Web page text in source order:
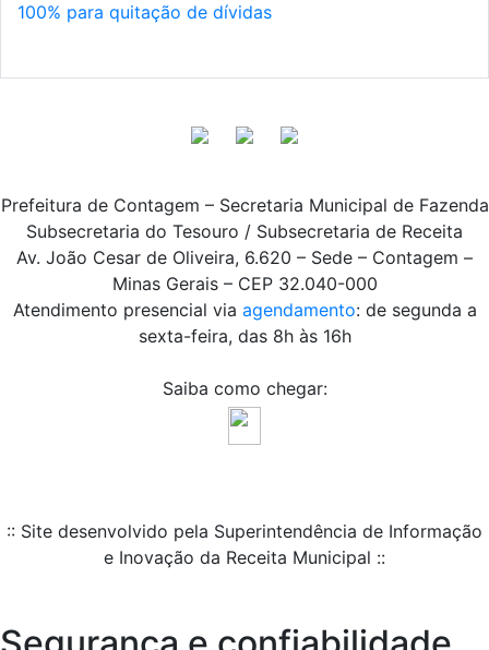
100% para quitação de dívidas
Prefeitura de Contagem – Secretaria Municipal de Fazenda
Subsecretaria do Tesouro / Subsecretaria de Receita
Av. João Cesar de Oliveira, 6.620 – Sede – Contagem –
Minas Gerais – CEP 32.040-000
Atendimento presencial via agendamento: de segunda a
sexta-feira, das 8h às 16h
Saiba como chegar:
:: Site desenvolvido pela Superintendência de Informação
e Inovação da Receita Municipal ::